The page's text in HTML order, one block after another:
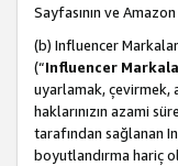
Sayfasının ve
(b) Influencer
(“Influencer
uyarlamak, çevirmek,
haklarınızın azami
tarafından sağlanan
boyutlandırma hariç